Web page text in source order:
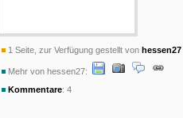
1 Seite, zur Verfügung gestellt von hessen27
Mehr von hessen27:
Kommentare: 4